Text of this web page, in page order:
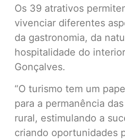
Os 39 atrativos
vivenciar diferentes
da gastronomia, da
hospitalidade do
Gonçalves.
“O turismo tem um
para a permanência
rural, estimulando a
criando oportunidades